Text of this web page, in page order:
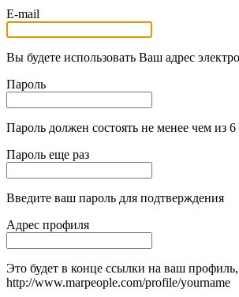
E-mail
Вы будете использовать Ваш адрес
Пароль
Пароль должен состоять не менее чем из
Пароль еще раз
Введите ваш пароль для подтверждения
Адрес профиля
Это будет в конце ссылки на ваш
http://www.marpeople.com/profile/yourname